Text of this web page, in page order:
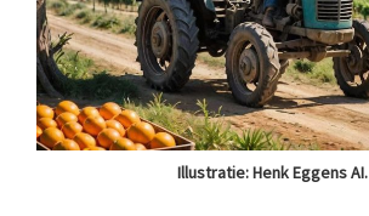
Illustratie: Henk Eggens AI.